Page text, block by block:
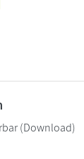
(Download)